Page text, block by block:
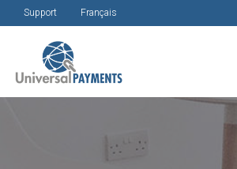
Support Français